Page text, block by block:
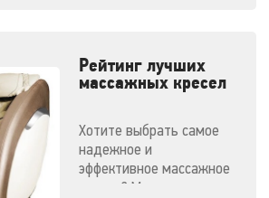
Рейтинг лучших
массажных кресел
Хотите выбрать самое
надежное и
эффективное массажное
кресло? Мы